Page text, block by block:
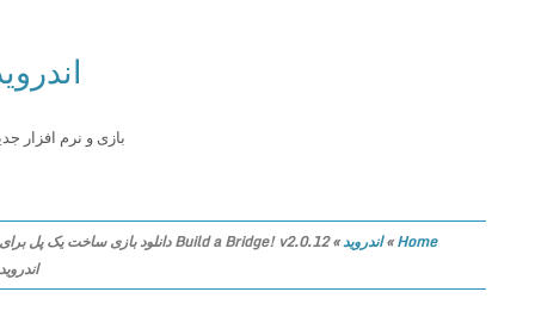
اندروید
بازی و نرم افزار جدید
Home
»اندروید»
Build a Bridge! v2.0.12 دانلود بازی ساخت یک پل برای
اندروید